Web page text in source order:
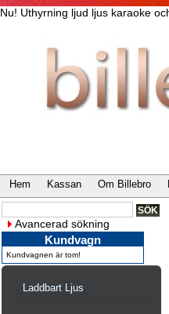
Nu! Uthyrning ljud ljus karaoke
Hem Kassan Om Billebro
Avancerad sökning
Kundvagn
Kundvagnen är tom!
Laddbart Ljus